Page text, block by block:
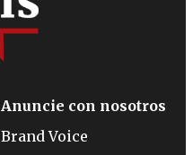
Anuncie con nosotros
Brand Voice